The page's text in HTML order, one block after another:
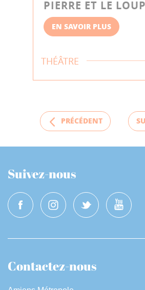
PIERRE ET LE LOUP
EN SAVOIR PLUS
THÉÂTRE
PRÉCÉDENT
Suivez-nous
Contactez-nous